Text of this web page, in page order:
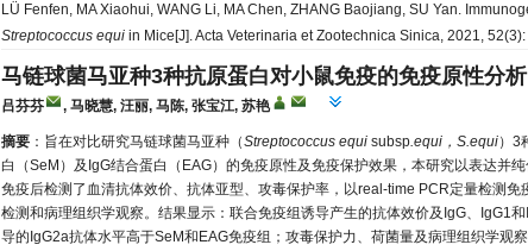
LÜ Fenfen, MA Xiaohui, WANG Li, MA Chen, ZHANG Baojiang, SU Yan.
Streptococcus equi in Mice[J]. Acta Veterinaria et Zootechnica Sinica, 2021,
马链球菌马亚种3种抗原蛋白对小鼠免疫的免疫原性分析
吕芬芬 , 马晓慧, 汪丽, 马陈, 张宝江, 苏艳
摘要 ：旨在对比研究马链球菌马亚种（Streptococcus equi subsp.equi，S.equi）3
白（SeM）及IgG结合蛋白（EAG）的免疫原性及免疫保护效果，本研究以表达并
免疫后检测了血清抗体效价、抗体亚型、攻毒保护率，以real-time PCR定量检测
检测和病理组织学观察。结果显示：联合免疫组诱导产生的抗体效价及IgG、IgG1
导的IgG2a抗体水平高于SeM和EAG免疫组；攻毒保护力、荷菌量及病理组织学观